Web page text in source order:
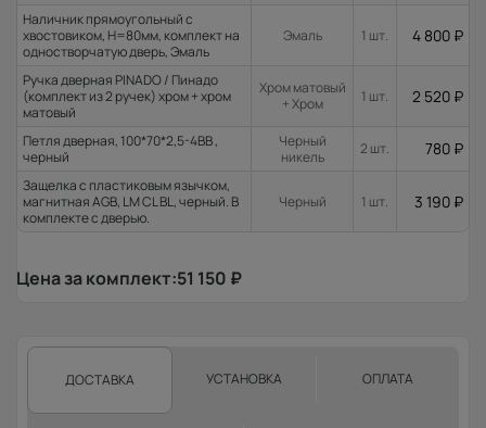
Наличник прямоугольный с
хвостовиком, H=80мм, комплект на
одностворчатую дверь, Эмаль
Эмаль 1 шт. 4 800 ₽
Ручка дверная PINADO / Пинадо
(комплект из 2 ручек) хром + хром
матовый
Хром матовый
+ Хром
1 шт. 2 520 ₽
Петля дверная, 100*70*2,5-4ВВ ,
черный
Черный
никель
2 шт. 780 ₽
Защелка с пластиковым язычком,
магнитная AGB, LM CL BL, черный. В
комплекте с дверью.
Черный 1 шт. 3 190 ₽
Цена за комплект:51 150 ₽
ДОСТАВКА УСТАНОВКА ОПЛАТА